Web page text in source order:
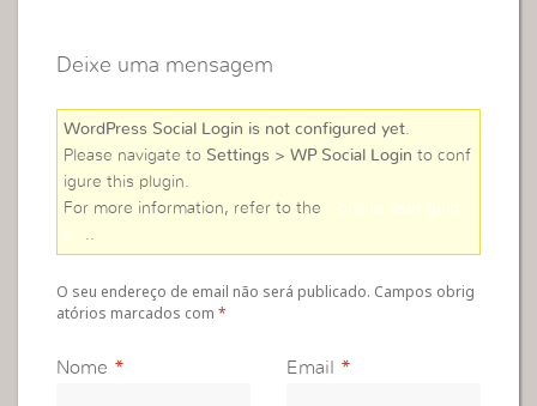
Deixe uma mensagem
WordPress Social Login is not configured yet.
Please navigate to Settings > WP Social Login to conf
igure this plugin.
For more information, refer to the
online user guid
e
..
O seu endereço de email não será publicado. Campos obrig
atórios marcados com*
Nome * Email *